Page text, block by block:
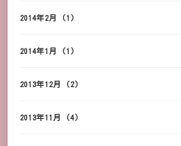
2014年2月 (1)
2014年1月 (1)
2013年12月 (2)
2013年11月 (4)